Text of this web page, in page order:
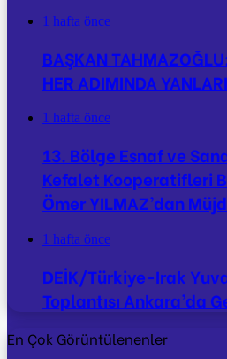
1 hafta önce
BAŞKAN
HER ADIMINDA
1 hafta önce
13. Bölge Esnaf ve
Kefalet Kooperatifleri
Ömer YILMAZ’dan
1 hafta önce
DEİK/Türkiye-Irak
Toplantısı Ankara’da
En Çok Görüntülenenler